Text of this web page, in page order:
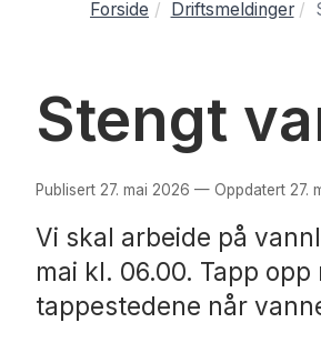
Forside Driftsmeldinger
Stengt
Publisert 27. mai 2026 — Oppdatert 27.
Vi skal arbeide på
mai kl. 06.00. Tapp
tappestedene når